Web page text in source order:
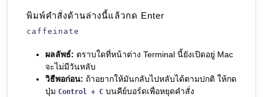
พิมพ์คำสั่งด้านล่างนี้แล้วกด Enter
caffeinate
ผลลัพธ์: ตราบใดที่หน้าต่าง Terminal นี้ยังเปิดอยู่ Mac
จะไม่มีวันหลับ
วิธีพอก่อน: ถ้าอยากให้มันกลับไปหลับได้ตามปกติ ให้กด
ปุ่ม Control + C บนคีย์บอร์ดเพื่อหยุดคำสั่ง